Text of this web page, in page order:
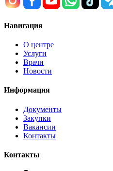
Навигация
О центре
Услуги
Врачи
Новости
Информация
Документы
Закупки
Вакансии
Контакты
Контакты